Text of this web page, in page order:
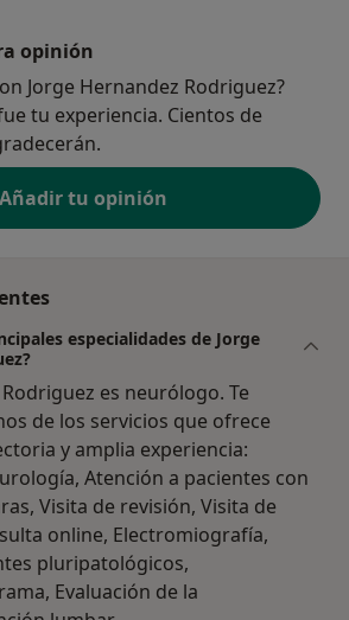
opinión
Jorge Hernandez Rodriguez?
tu experiencia. Cientos de
Añadir tu opinión
especialidades de Jorge
es neurólogo. Te
de los servicios que ofrece
y amplia experiencia:
Atención a pacientes con
Visita de revisión, Visita de
online, Electromiografía,
pluripatológicos,
Evaluación de la